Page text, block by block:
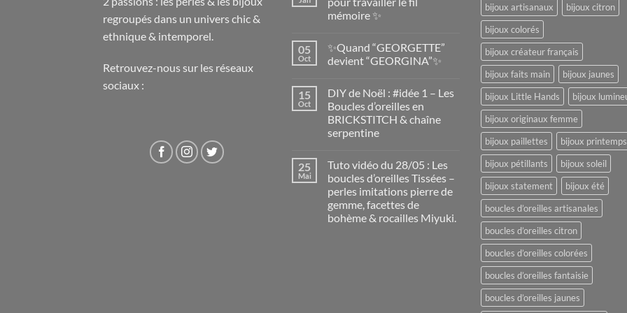
regroupés dans un univers chic &
ethnique & intemporel.
Retrouvez-nous sur les réseaux
sociaux :
mémoire ✨
05
Oct
✨Quand “GEORGETTE”
devient “GEORGINA”✨
15
Oct
DIY de Noël : #idée 1 – Les
Boucles d’oreilles en
BRICKSTITCH & chaîne
serpentine
25
Mai
Tuto vidéo du 28/05 : Les
boucles d’oreilles Tissées –
perles imitations pierre de
gemme, facettes de
bohème & rocailles Miyuki.
bijoux artisanaux
bijoux citron
bijoux colorés
bijoux créateur français
bijoux faits main
bijoux jaunes
bijoux Little Hands
bijoux
bijoux originaux femme
bijoux paillettes
bijoux printemps
bijoux pétillants
bijoux soleil
bijoux statement
bijoux été
boucles d’oreilles artisanales
boucles d’oreilles citron
boucles d’oreilles colorées
boucles d’oreilles fantaisie
boucles d’oreilles jaunes